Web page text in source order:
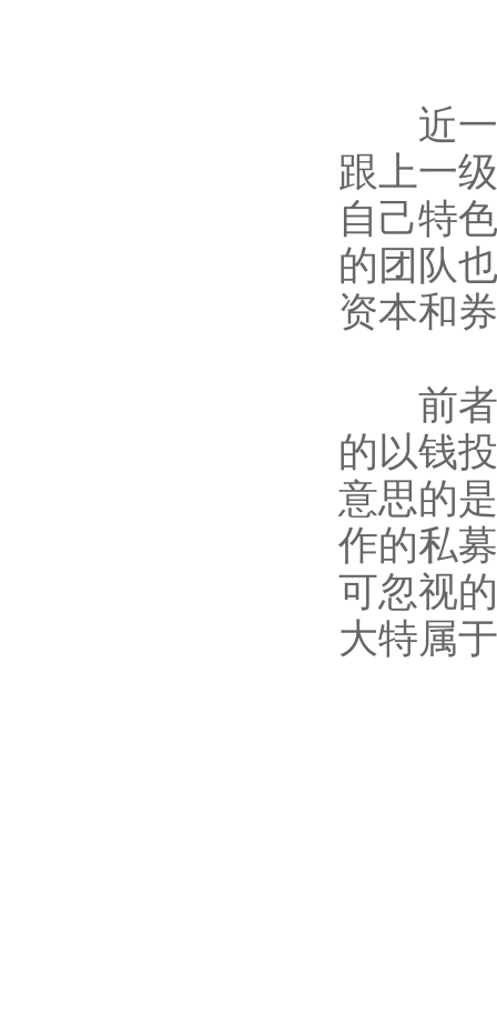
近一
跟上一
自己特
的团队
资本和
前者
的以钱
意思的
作的私
可忽视
大特属